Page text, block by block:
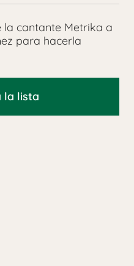
la cantante Metrika a
para hacerla
la lista